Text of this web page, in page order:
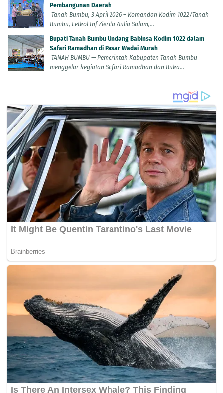
Pembangunan Daerah
Tanah Bumbu, 3 April 2026 – Komandan Kodim 1022/Tanah
Bumbu, Letkol Inf Zierda Aulia Salam,...
Bupati Tanah Bumbu Undang Babinsa Kodim 1022 dalam
Safari Ramadhan di Pasar Wadai Murah
TANAH BUMBU — Pemerintah Kabupaten Tanah Bumbu
menggelar kegiatan Safari Ramadhan dan Buka...